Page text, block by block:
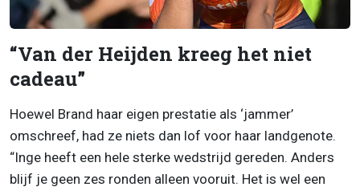
“Van der Heijden kreeg het niet
cadeau”
Hoewel Brand haar eigen prestatie als ‘jammer’
omschreef, had ze niets dan lof voor haar landgenote.
“Inge heeft een hele sterke wedstrijd gereden. Anders
blijf je geen zes ronden alleen vooruit. Het is wel een